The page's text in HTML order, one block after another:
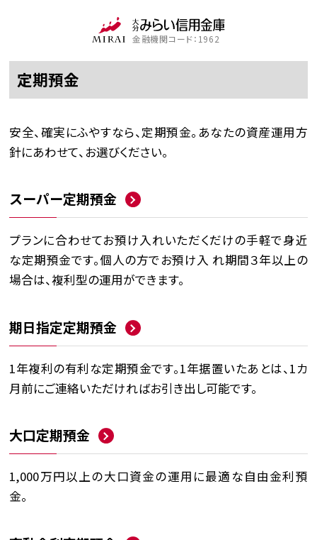
金融機関コード：1962
定期預金
安全、確実にふやすなら、定期預金。あなたの資産運用方
針にあわせて、お選びください。
スーパー定期預金
プランに合わせてお預け入れいただくだけの手軽で身近
な定期預金です。個人の方でお預け入 れ期間３年以上の
場合は、複利型の運用ができます。
期日指定定期預金
1年複利の有利な定期預金です。1年据置いたあとは、1カ
月前にご連絡いただければお引き出し可能です。
大口定期預金
1,000万円以上の大口資金の運用に最適な自由金利預
金。